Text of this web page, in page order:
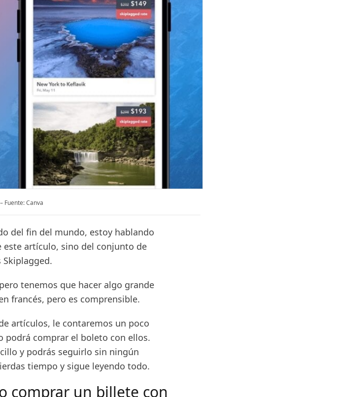
Fuente: Canva
del fin del mundo, estoy hablando
artículo, sino del conjunto de
tenemos que hacer algo grande
francés, pero es comprensible.
artículos, le contaremos un poco
podrá comprar el boleto con ellos.
y podrás seguirlo sin ningún
tiempo y sigue leyendo todo.
comprar un billete con